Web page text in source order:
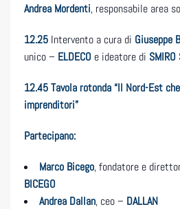
Andrea Mordenti, responsabile area
12.25 Intervento a cura di Giuseppe
unico – ELDECO e ideatore di SMIRO
12.45 Tavola rotonda “Il Nord-Est
imprenditori”
Partecipano:
Marco Bicego, fondatore e
BICEGO
Andrea Dallan, ceo – DALLAN